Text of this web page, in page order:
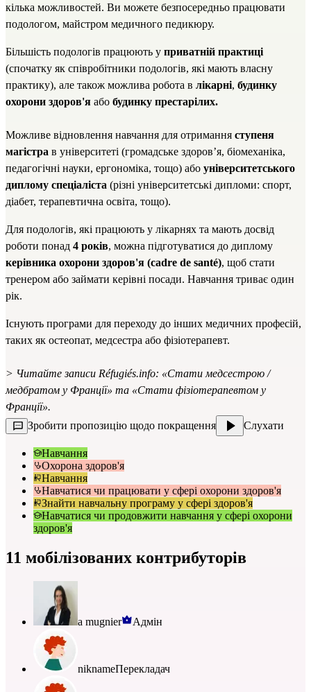
кілька можливостей. Ви можете безпосередньо працювати
подологом, майстром медичного педикюру.
Більшість подологів працюють у приватній практиці
(спочатку як співробітники подологів, які мають власну
практику), але також можлива робота в лікарні, будинку
охорони здоров'я або будинку престарілих.
Можливе відновлення навчання для отримання ступеня
магістра в університеті (громадське здоров’я, біомеханіка,
педагогічні науки, ергономіка, тощо) або університетського
диплому спеціаліста (різні університетські дипломи: спорт,
діабет, терапевтична освіта, тощо).
Для подологів, які працюють у лікарнях та мають досвід
роботи понад 4 років, можна підготуватися до диплому
керівника охорони здоров'я (cadre de santé), щоб стати
тренером або займати керівні посади. Навчання триває один
рік.
Існують програми для переходу до інших медичних професій,
таких як остеопат, медсестра або фізіотерапевт.
> Читайте записи Réfugiés.info: «Стати медсестрою /
медбратом у Франції» та «Стати фізіотерапевтом у
Франції».
Зробити пропозицію щодо покращення
Слухати
Навчання
Охорона здоров'я
Навчання
Навчатися чи працювати у сфері охорони здоров'я
Знайти навчальну програму у сфері здоров'я
Навчатися чи продовжити навчання у сфері охорони
здоров'я
11 мобілізованих контрибуторів
a mugnier Адмін
niknameПерекладач